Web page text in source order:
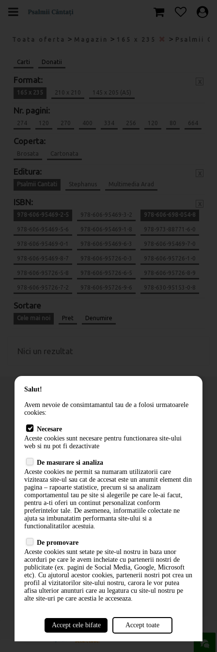
Toata oferta > Magazin > 165 x 235 > Psalmii
Carti Donatii
Format:
165 x 235 210 x 210 145 x 205 (A5)
Nr. pagini:
274 120 270 400 334 256 120 80 664
Coperta:
Brosata Cartonata
Editura:
Psalmii Cantati Stephanus Multimedia Arad
ISBN:
978-606-95469-2-5 978-606-95469-3-2 978-606-698-054-8
978-606-95469-5-6 978-606-95469-1-8 978-973-88771-6-0
978-606-95469-0-1 978-606-95469-6-3 978-606-95469-7-0
978-606-95469-8-7 978-606-95726-0-3 978-606-95726-1-0
978-606-95726-5-8 978-606-95726-6-5 978-606-95726-8-9
978-606-95726-7-2 978-606-95726-9-6 978-630-95153-0-8
Sortare
Cele mai noi Pret Denumire
Nici un rezultat
Cum comand
Livrare
Contact
Politica de confidentialitate
ANPC
ABONARE LA NEWSLETTER
ABONARE
Salut!
Avem nevoie de consimtamantul tau de a folosi urmatoarele
cookies:
Necesare
Aceste cookies sunt necesare pentru functionarea site-ului
web si nu pot fi dezactivate
De masurare si analiza
Aceste cookies ne permit sa numaram utilizatorii care
viziteaza site-ul sau cat de accesat este un anumit element din
pagina – rapoarte statistice, precum si sa analizam
comportamentul tau pe site si alegerile pe care le-ai facut,
pentru a-ti oferi un continut personalizat conform
preferintelor tale. De asemenea, informatiile colectate ne
ajuta sa imbunatatim performanta site-ului si a
functionalitatilor acestuia.
De promovare
Aceste cookies sunt setate pe site-ul nostru in baza unor
acorduri pe care le avem incheiate cu partenerii nostri de
publicitate (ex. pagini de Social Media, Google, Microsoft
etc). Cu ajutorul acestor cookies, partenerii nostri pot crea un
profil al vizitatorilor site-ului nostru, carora le vor putea
afisa ulterior anunturi care au legatura cu site-ul nostru pe
alte site-uri pe care acestia le acceseaza.
Accept cele bifate Accept toate